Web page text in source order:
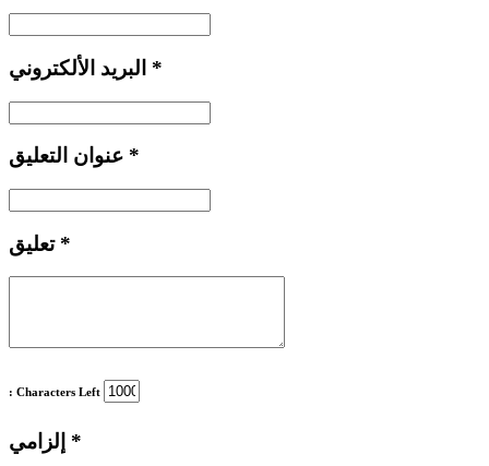
*
*
تعليق *
: Characters Left
*